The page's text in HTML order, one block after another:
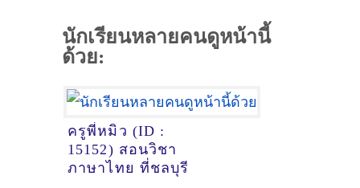
นักเรียนหลายคนดูหน้านี้
ด้วย:
ครูพี่หมิว (ID :
15152) สอนวิชา
ภาษาไทย ที่ชลบุรี